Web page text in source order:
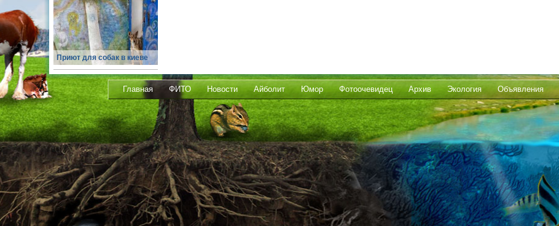
Приют для собак в киеве
Главная ФИТО Новости Айболит Юмор Фотоочевидец Архив Экология Объявления